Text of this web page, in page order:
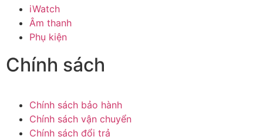
iWatch
Âm thanh
Phụ kiện
Chính sách
Chính sách bảo hành
Chính sách vận chuyển
Chính sách đổi trả